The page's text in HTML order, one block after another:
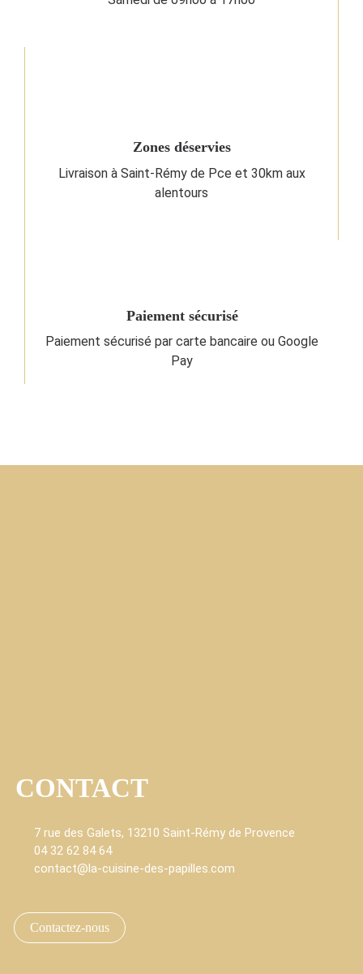
Zones déservies
Livraison à Saint-Rémy de Pce et 30km aux
alentours
Paiement sécurisé
Paiement sécurisé par carte bancaire ou Google
Pay
CONTACT
7 rue des Galets, 13210 Saint-Rémy de Provence
04 32 62 84 64
contact@la-cuisine-des-papilles.com
Contactez-nous